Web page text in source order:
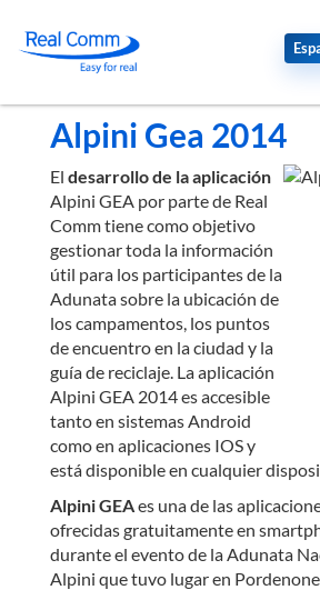
Select
Alpini Gea 2014
El desarrollo de la aplicación
Alpini GEA por parte de Real
Comm tiene como objetivo
gestionar toda la información
útil para los participantes de la
Adunata sobre la ubicación de
los campamentos, los puntos
de encuentro en la ciudad y la
guía de reciclaje. La aplicación
Alpini GEA 2014 es accesible
tanto en sistemas Android
como en aplicaciones IOS y
está disponible en cualquier
Alpini GEAes una de las
ofrecidas gratuitamente en
durante el evento de la Adunata
Alpini que tuvo lugar en